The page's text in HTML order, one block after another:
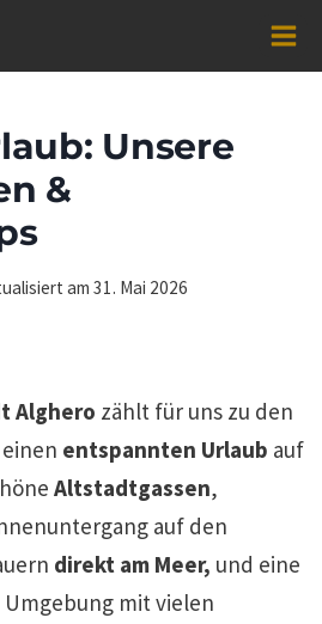
Unsere
&
am 31. Mai 2026
Alghero zählt für uns zu den
entspannten Urlaub auf
Altstadtgassen,
auf den
direkt am Meer, und eine
mit vielen